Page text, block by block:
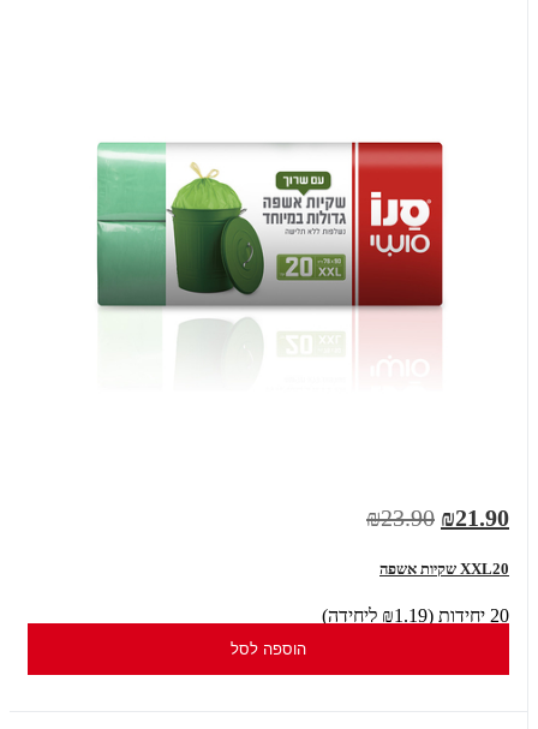
₪21.90
₪23.90
XXL20 שקיות אשפה
20 יחידות (₪1.19 ליחידה)
הוספה לסל